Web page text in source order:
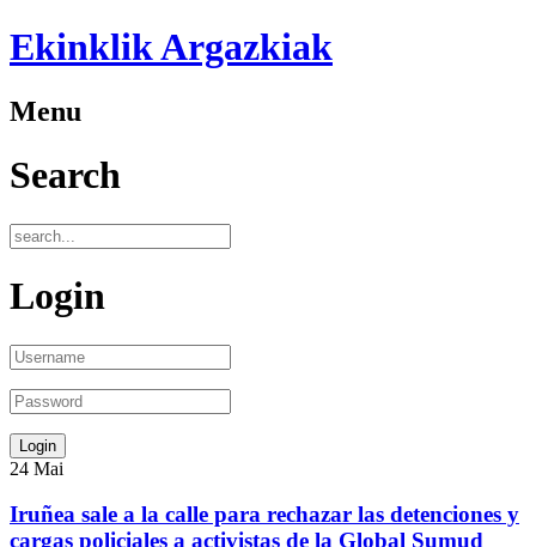
Ekinklik Argazkiak
Menu
Search
Login
24 Mai
Iruñea sale a la calle para rechazar las detenciones y
cargas policiales a activistas de la Global Sumud